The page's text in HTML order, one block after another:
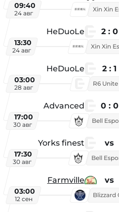
09:40
24 авг
HeDuoLe 2 : 0
13:30
24 авг
HeDuoLe 2 : 1
03:00
28 авг
Advanced 0 : 0
17:00
30 авг
Yorks finest vs
17:30
30 авг
Farmville vs
03:00
12 сен